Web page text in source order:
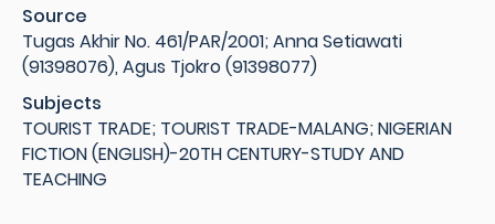
Source
Tugas Akhir No. 461/PAR/2001; Anna Setiawati
(91398076), Agus Tjokro (91398077)
Subjects
TOURIST TRADE; TOURIST TRADE-MALANG; NIGERIAN
FICTION (ENGLISH)-20TH CENTURY-STUDY AND
TEACHING